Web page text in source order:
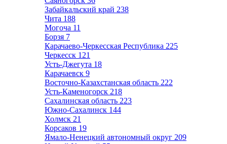
Забайкальский край 238
Чита 188
Могоча 11
Борзя 7
Карачаево-Черкесская Республика 225
Черкесск 121
Усть-Джегута 18
Карачаевск 9
Восточно-Казахстанская область 222
Усть-Каменогорск 218
Сахалинская область 223
Южно-Сахалинск 144
Холмск 21
Корсаков 19
Ямало-Ненецкий автономный округ 209